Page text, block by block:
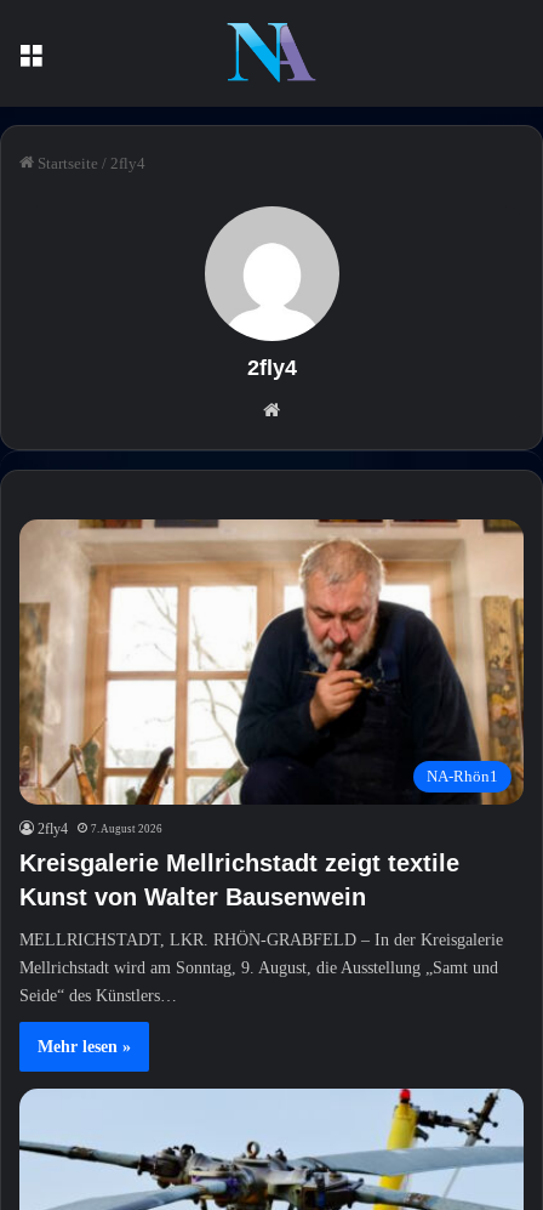
Startseite / 2fly4
2fly4
ite
NA-Rhön1
2fly4 7. August 2026
Kreisgalerie Mellrichstadt zeigt textile
Kunst von Walter Bausenwein
MELLRICHSTADT, LKR. RHÖN-GRABFELD – In der Kreisgalerie
Mellrichstadt wird am Sonntag, 9. August, die Ausstellung „Samt und
Seide“ des Künstlers…
Mehr lesen »